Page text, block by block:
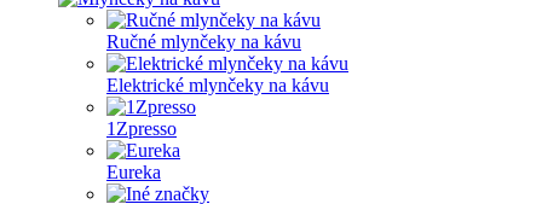
Ručné mlynčeky na kávu
Elektrické mlynčeky na kávu
1Zpresso
Eureka